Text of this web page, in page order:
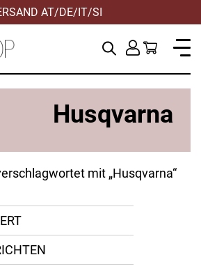
AT/DE/IT/SI
Husqvarna
mit „Husqvarna“